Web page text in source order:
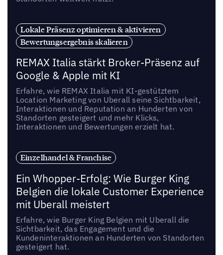
Lokale Präsenz optimieren & aktivieren
Bewertungsergebnis skalieren
REMAX Italia stärkt Broker-Präsenz auf
Google & Apple mit KI
Erfahre, wie REMAX Italia mit KI-gestütztem
Location Marketing von Uberall seine Sichtbarkeit,
Interaktionen und Reputation an Hunderten von
Standorten gesteigert und mehr Klicks,
Interaktionen und Bewertungen erzielt hat.
Einzelhandel & Franchise
Ein Whopper-Erfolg: Wie Burger King
Belgien die lokale Customer Experience
mit Uberall meistert
Erfahre, wie Burger King Belgien mit Uberall die
Sichtbarkeit, das Engagement und die
Kundeninteraktionen an Hunderten von Standorten
gesteigert hat.